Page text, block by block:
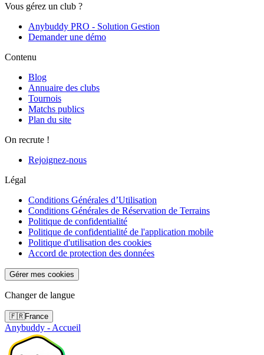
Vous gérez un club ?
Anybuddy PRO - Solution Gestion
Demander une démo
Contenu
Blog
Annuaire des clubs
Tournois
Matchs publics
Plan du site
On recrute !
Rejoignez-nous
Légal
Conditions Générales d’Utilisation
Conditions Générales de Réservation de Terrains
Politique de confidentialité
Politique de confidentialité de l'application mobile
Politique d'utilisation des cookies
Accord de protection des données
Gérer mes cookies
Changer de langue
🇫🇷France
Anybuddy - Accueil